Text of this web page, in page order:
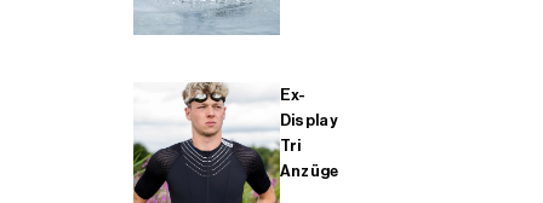
Ex-
Display
Tri
Anzüge